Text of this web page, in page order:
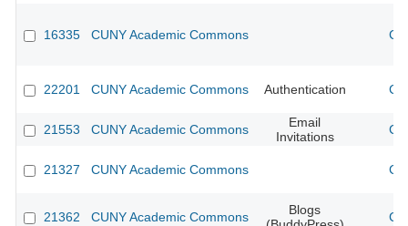
16335 CUNY Academic Commons
22201 CUNY Academic Commons Authentication
21553 CUNY Academic Commons
Email
Invitations
21327 CUNY Academic Commons
21362 CUNY Academic Commons
Blogs